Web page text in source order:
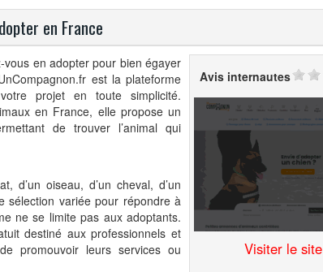
en France
vous en adopter pour bien égayer
est la plateforme
projet en toute simplicité.
en France, elle propose un
de trouver l’animal qui
d’un oiseau, d’un cheval, d’un
sélection variée pour répondre à
ne se limite pas aux adoptants.
destiné aux professionnels et
promouvoir leurs services ou
Avis internautes
Visiter le site